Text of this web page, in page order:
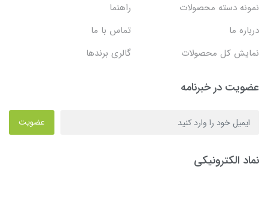
نمونه دسته محصولات
راهنما
درباره ما
تماس با ما
نمایش کل محصولات
گالری برندها
عضویت در خبرنامه
عضویت
نماد الکترونیکی